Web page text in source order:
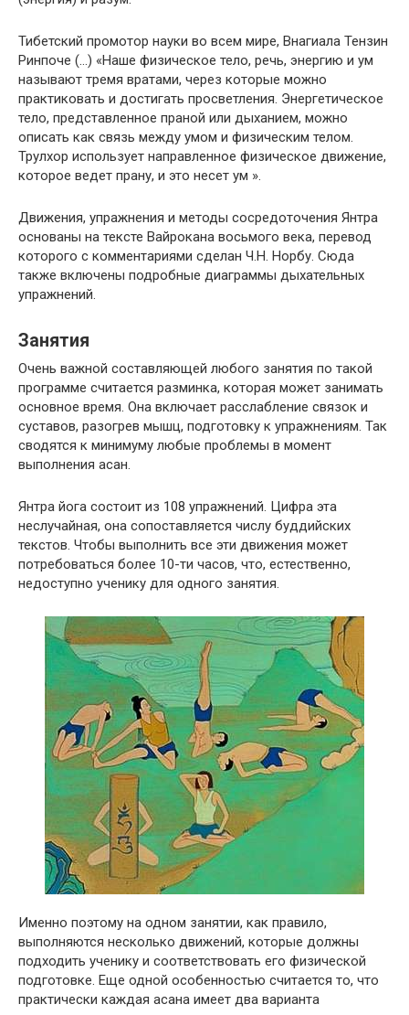
Тибетский промотор науки во всем мире, Внагиала Тензин
Ринпоче (…) «Наше физическое тело, речь, энергию и ум
называют тремя вратами, через которые можно
практиковать и достигать просветления. Энергетическое
тело, представленное праной или дыханием, можно
описать как связь между умом и физическим телом.
Трулхор использует направленное физическое движение,
которое ведет прану, и это несет ум ».
Движения, упражнения и методы сосредоточения Янтра
основаны на тексте Вайрокана восьмого века, перевод
которого с комментариями сделан Ч.Н. Норбу. Сюда
также включены подробные диаграммы дыхательных
упражнений.
Занятия
Очень важной составляющей любого занятия по такой
программе считается разминка, которая может занимать
основное время. Она включает расслабление связок и
суставов, разогрев мышц, подготовку к упражнениям. Так
сводятся к минимуму любые проблемы в момент
выполнения асан.
Янтра йога состоит из 108 упражнений. Цифра эта
неслучайная, она сопоставляется числу буддийских
текстов. Чтобы выполнить все эти движения может
потребоваться более 10-ти часов, что, естественно,
недоступно ученику для одного занятия.
Именно поэтому на одном занятии, как правило,
выполняются несколько движений, которые должны
подходить ученику и соответствовать его физической
подготовке. Еще одной особенностью считается то, что
практически каждая асана имеет два варианта